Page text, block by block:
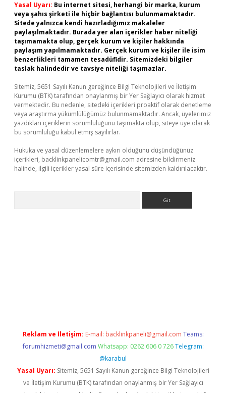
Yasal Uyarı: Bu internet sitesi, herhangi bir marka, kurum
veya şahıs şirketi ile hiçbir bağlantısı bulunmamaktadır.
Sitede yalnızca kendi hazırladığımız makaleler
paylaşılmaktadır. Burada yer alan içerikler haber niteliği
taşımamakta olup, gerçek kurum ve kişiler hakkında
paylaşım yapılmamaktadır. Gerçek kurum ve kişiler ile isim
benzerlikleri tamamen tesadüfidir. Sitemizdeki bilgiler
taslak halindedir ve tavsiye niteliği taşımazlar.
Sitemiz, 5651 Sayılı Kanun gereğince Bilgi Teknolojileri ve İletişim
Kurumu (BTK) tarafından onaylanmış bir Yer Sağlayıcı olarak hizmet
vermektedir. Bu nedenle, sitedeki içerikleri proaktif olarak denetleme
veya araştırma yükümlülüğümüz bulunmamaktadır. Ancak, üyelerimiz
yazdıkları içeriklerin sorumluluğunu taşımakta olup, siteye üye olarak
bu sorumluluğu kabul etmiş sayılırlar.
Hukuka ve yasal düzenlemelere aykırı olduğunu düşündüğünüz
içerikleri, backlinkpanelicomtr@gmail.com adresine bildirmeniz
halinde, ilgili içerikler yasal süre içerisinde sitemizden kaldırılacaktır.
Reklam ve İletişim: E-mail: backlinkpaneli@gmail.com Teams:
forumhizmeti@gmail.com Whatsapp: 0262 606 0 726 Telegram:
@karabul
Yasal Uyarı: Sitemiz, 5651 Sayılı Kanun gereğince Bilgi Teknolojileri
ve İletişim Kurumu (BTK) tarafından onaylanmış bir Yer Sağlayıcı